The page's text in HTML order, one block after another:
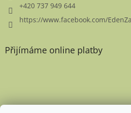
+420 737 949 644
https://www.facebook.com/
Přijímáme online platby